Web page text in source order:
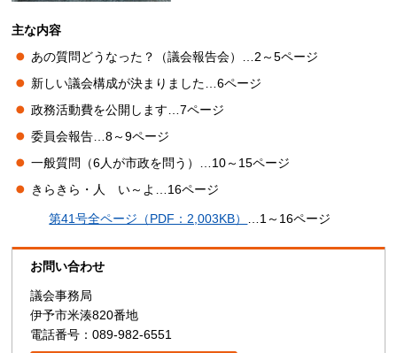
主な内容
あの質問どうなった？（議会報告会）…2～5ページ
新しい議会構成が決まりました…6ページ
政務活動費を公開します…7ページ
委員会報告…8～9ページ
一般質問（6人が市政を問う）…10～15ページ
きらきら・人
い～よ…16ページ
第41号全ページ（PDF：2,003KB） …1～16ページ
お問い合わせ
議会事務局
伊予市米湊820番地
電話番号：089-982-6551